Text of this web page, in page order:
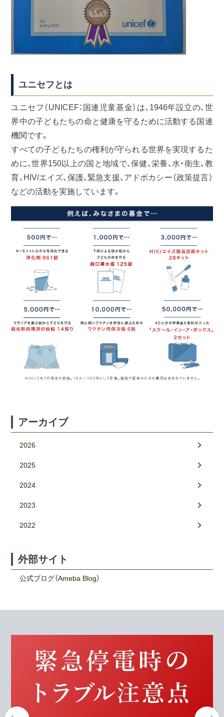
ユニセフとは
ユニセフ（UNICEF：国連児童基金）は、1946年設立の、世
界中の子どもたちの命と健康を守るために活動する国連
機関です。
すべての子どもたちの権利が守られる世界を実現するた
めに、世界150以上の国と地域で、保健、栄養、水・衛生、教
育、HIV/エイズ、保護、緊急支援、アドボカシー（政策提言）
などの活動を実施しています。
アーカイブ
2026
2025
2024
2023
2022
外部サイト
公式ブログ（Ameba Blog）